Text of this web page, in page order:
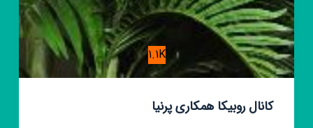
1.1K
کانال روبیکا همکاری پرنیا